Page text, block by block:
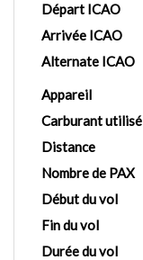
Départ ICAO
Arrivée ICAO
Alternate ICAO
Appareil
Carburant utilisé
Distance
Nombre de PAX
Début du vol
Fin du vol
Durée du vol